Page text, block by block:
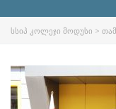
ᲡᲡᲘᲞ ᲙᲝᲚᲔᲯᲘ ᲛᲝᲓᲣᲡᲘ >